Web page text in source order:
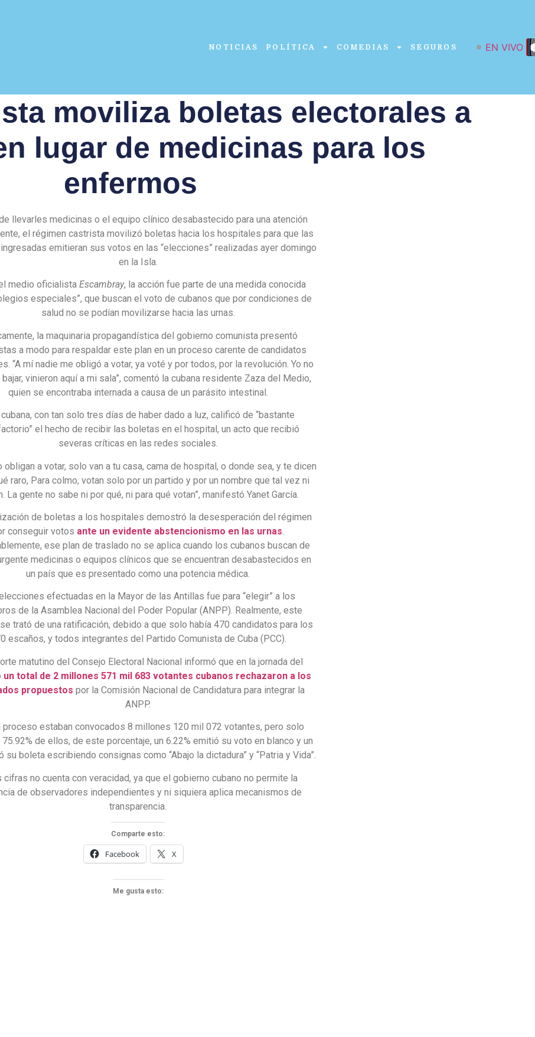
NOTICIAS POLÍTICA COMEDIAS SEGUROS EN VIVO
moviliza boletas electorales a
lugar de medicinas para los
enfermos
llevarles medicinas o el equipo clínico desabastecido para una atención
el régimen castrista movilizó boletas hacia los hospitales para que las
emitieran sus votos en las “elecciones” realizadas ayer domingo
en la Isla.
medio oficialistaEscambray, la acción fue parte de una medida conocida
especiales”, que buscan el voto de cubanos que por condiciones de
salud no se podían movilizarse hacia las urnas.
la maquinaria propagandística del gobierno comunista presentó
a modo para respaldar este plan en un proceso carente de candidatos
“A mí nadie me obligó a votar, ya voté y por todos, por la revolución. Yo no
vinieron aquí a mi sala”, comentó la cubana residente Zaza del Medio,
quien se encontraba internada a causa de un parásito intestinal.
con tan solo tres días de haber dado a luz, calificó de “bastante
el hecho de recibir las boletas en el hospital, un acto que recibió
severas críticas en las redes sociales.
obligan a votar, solo van a tu casa, cama de hospital, o donde sea, y te dicen
raro, Para colmo, votan solo por un partido y por un nombre que tal vez ni
La gente no sabe ni por qué, ni para qué votan”, manifestó Yanet García.
de boletas a los hospitales demostró la desesperación del régimen
conseguir votos ante un evidente abstencionismo en las urnas.
ese plan de traslado no se aplica cuando los cubanos buscan de
medicinas o equipos clínicos que se encuentran desabastecidos en
un país que es presentado como una potencia médica.
efectuadas en la Mayor de las Antillas fue para “elegir” a los
de la Asamblea Nacional del Poder Popular (ANPP). Realmente, este
trató de una ratificación, debido a que solo había 470 candidatos para los
escaños, y todos integrantes del Partido Comunista de Cuba (PCC).
matutino del Consejo Electoral Nacional informó que en la jornada del
un total de 2 millones 571 mil 683 votantes cubanos rechazaron a los
propuestos por la Comisión Nacional de Candidatura para integrar la
ANPP.
proceso estaban convocados 8 millones 120 mil 072 votantes, pero solo
de ellos, de este porcentaje, un 6.22% emitió su voto en blanco y un
su boleta escribiendo consignas como “Abajo la dictadura” y “Patria y Vida”.
cifras no cuenta con veracidad, ya que el gobierno cubano no permite la
de observadores independientes y ni siquiera aplica mecanismos de
transparencia.
Comparte esto:
Facebook X
Me gusta esto: